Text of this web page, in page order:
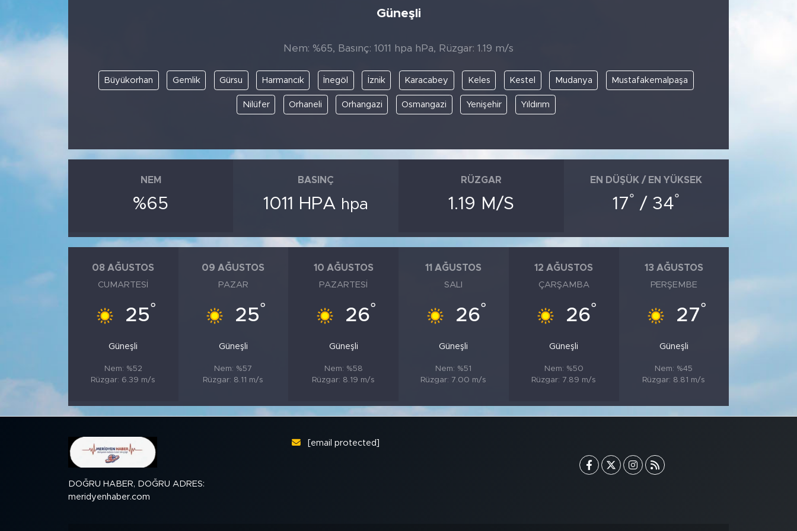
Güneşli
Nem: %65, Basınç: 1011 hpa hPa, Rüzgar: 1.19 m/s
Büyükorhan Gemlik Gürsu Harmancık İnegöl İznik Karacabey Keles Kestel Mudanya Mustafakemalpaşa
Nilüfer Orhaneli Orhangazi Osmangazi Yenişehir Yıldırım
NEM
%65
BASINÇ
1011 HPA hpa
RÜZGAR
1.19 M/S
EN DÜŞÜK / EN YÜKSEK
17° / 34°
08 AĞUSTOS
CUMARTESI
25°
Güneşli
Nem: %52
Rüzgar: 6.39 m/s
09 AĞUSTOS
PAZAR
25°
Güneşli
Nem: %57
Rüzgar: 8.11 m/s
10 AĞUSTOS
PAZARTESI
26°
Güneşli
Nem: %58
Rüzgar: 8.19 m/s
11 AĞUSTOS
SALI
26°
Güneşli
Nem: %51
Rüzgar: 7.00 m/s
12 AĞUSTOS
ÇARŞAMBA
26°
Güneşli
Nem: %50
Rüzgar: 7.89 m/s
13 AĞUSTOS
PERŞEMBE
27°
Güneşli
Nem: %45
Rüzgar: 8.81 m/s
DOĞRU HABER, DOĞRU ADRES:
meridyenhaber.com
[email protected]
KÜLTÜR SANAT
TARİHTEN GÜNÜMÜZE
TARİH